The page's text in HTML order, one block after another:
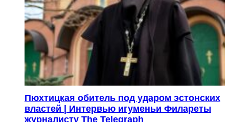
Пюхтицкая обитель под ударом эстонских
властей | Интервью игуменьи Филареты
журналисту The Telegraph